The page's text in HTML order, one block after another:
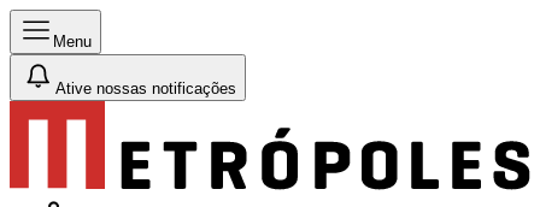
Menu
Ative nossas notificações